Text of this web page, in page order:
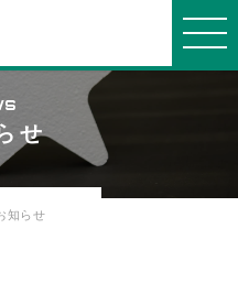
クについて ABOUT
WORKS
PRODUCTS
COMPANY
・よくある質問
せ
知らせ